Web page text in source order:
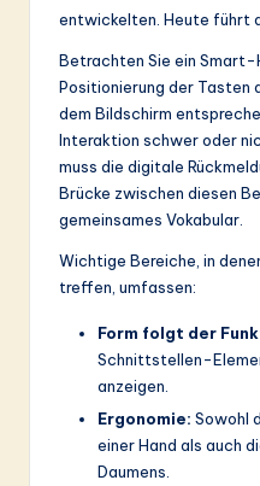
entwickelten. Heute führt
Betrachten Sie ein
Positionierung der Tasten
dem Bildschirm
Interaktion schwer oder
muss die digitale
Brücke zwischen diesen
gemeinsames Vokabular.
Wichtige Bereiche, in
treffen, umfassen:
Form folgt der
Schnittstellen-
anzeigen.
Ergonomie: Sowohl
einer Hand als auch
Daumens.